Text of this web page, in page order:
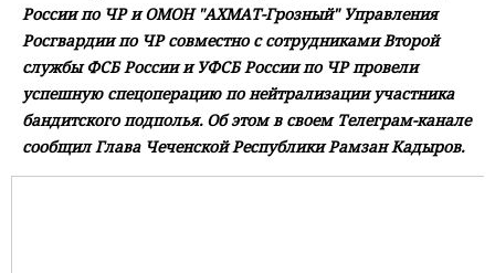
России по ЧР и ОМОН "АХМАТ-Грозный" Управления
Росгвардии по ЧР совместно с сотрудниками Второй
службы ФСБ России и УФСБ России по ЧР провели
успешную спецоперацию по нейтрализации участника
бандитского подполья. Об этом в своем Телеграм-канале
сообщил Глава Чеченской Республики Рамзан Кадыров.